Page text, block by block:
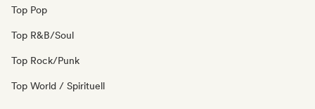
Top Pop
Top R&B/Soul
Top Rock/Punk
Top World / Spirituell